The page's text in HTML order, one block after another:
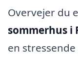
Overvejer du
sommerhus i
en